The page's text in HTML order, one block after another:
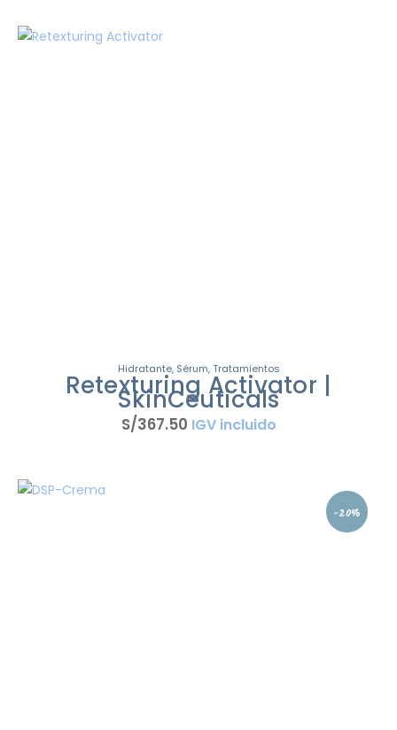
Hidratante, Sérum,Tratamientos
Retexturing Activator |
SkinCeuticals
S/367.50 IGV incluido
-20%